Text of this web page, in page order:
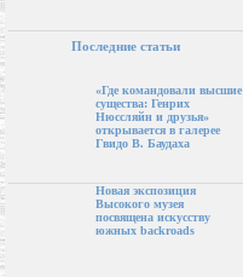
Последние статьи
«Где командовали высшие
существа: Генрих
Нюссляйн и друзья»
открывается в галерее
Гвидо В. Баудаха
Новая экспозиция
Высокого музея
посвящена искусству
южных backroads